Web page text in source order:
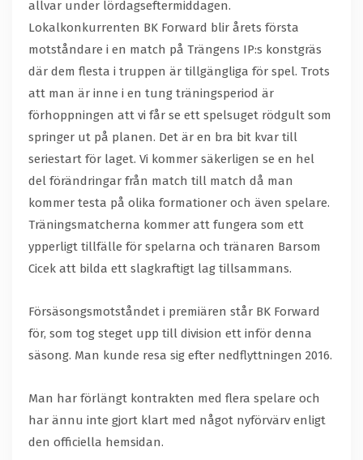
allvar under lördagseftermiddagen.
Lokalkonkurrenten BK Forward blir årets första
motståndare i en match på Trängens IP:s konstgräs
där dem flesta i truppen är tillgängliga för spel. Trots
att man är inne i en tung träningsperiod är
förhoppningen att vi får se ett spelsuget rödgult som
springer ut på planen. Det är en bra bit kvar till
seriestart för laget. Vi kommer säkerligen se en hel
del förändringar från match till match då man
kommer testa på olika formationer och även spelare.
Träningsmatcherna kommer att fungera som ett
ypperligt tillfälle för spelarna och tränaren Barsom
Cicek att bilda ett slagkraftigt lag tillsammans.
Försäsongsmotståndet i premiären står BK Forward
för, som tog steget upp till division ett inför denna
säsong. Man kunde resa sig efter nedflyttningen 2016.
Man har förlängt kontrakten med flera spelare och
har ännu inte gjort klart med något nyförvärv enligt
den officiella hemsidan.